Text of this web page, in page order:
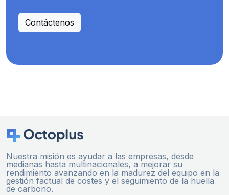
Contáctenos
Nuestra misión es ayudar a las empresas, desde
medianas hasta multinacionales, a mejorar su
rendimiento avanzando en la madurez del equipo en la
gestión factual de costes y el seguimiento de la huella
de carbono.